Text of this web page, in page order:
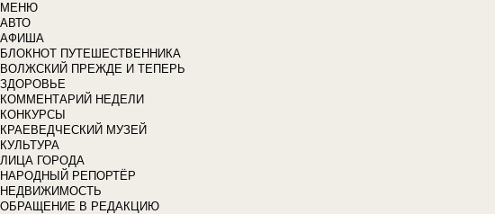
МЕНЮ
АВТО
АФИША
БЛОКНОТ ПУТЕШЕСТВЕННИКА
ВОЛЖСКИЙ ПРЕЖДЕ И ТЕПЕРЬ
ЗДОРОВЬЕ
КОММЕНТАРИЙ НЕДЕЛИ
КОНКУРСЫ
КРАЕВЕДЧЕСКИЙ МУЗЕЙ
КУЛЬТУРА
ЛИЦА ГОРОДА
НАРОДНЫЙ РЕПОРТЁР
НЕДВИЖИМОСТЬ
ОБРАЩЕНИЕ В РЕДАКЦИЮ